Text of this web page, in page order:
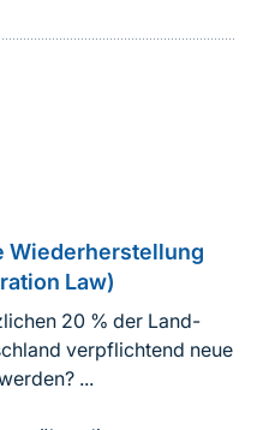
Wiederherstellung
Law)
20 % der Land-
verpflichtend neue
...